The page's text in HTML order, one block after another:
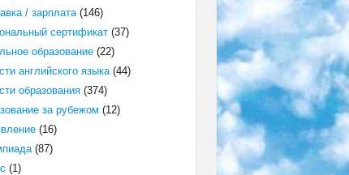
/ зарплата(146)
сертификат(37)
образование(22)
английского языка(44)
образования(374)
за рубежом (12)
(16)
(87)
(1)